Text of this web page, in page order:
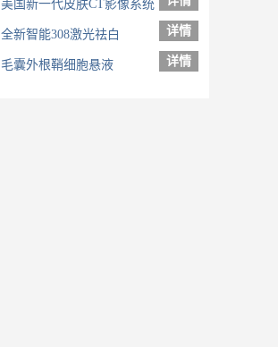
全新智能308激光祛白 详情
毛囊外根鞘细胞悬液 详情